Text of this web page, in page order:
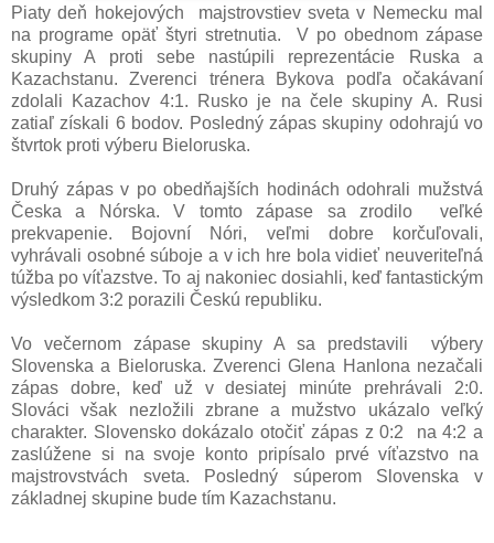
Piaty deň hokejových majstrovstiev sveta v Nemecku mal
na programe opäť štyri stretnutia. V po obednom zápase
skupiny A proti sebe nastúpili reprezentácie Ruska a
Kazachstanu. Zverenci trénera Bykova podľa očakávaní
zdolali Kazachov 4:1. Rusko je na čele skupiny A. Rusi
zatiaľ získali 6 bodov. Posledný zápas skupiny odohrajú vo
štvrtok proti výberu Bieloruska.
Druhý zápas v po obedňajších hodinách odohrali mužstvá
Česka a Nórska. V tomto zápase sa zrodilo veľké
prekvapenie. Bojovní Nóri, veľmi dobre korčuľovali,
vyhrávali osobné súboje a v ich hre bola vidieť neuveriteľná
túžba po víťazstve. To aj nakoniec dosiahli, keď fantastickým
výsledkom 3:2 porazili Českú republiku.
Vo večernom zápase skupiny A sa predstavili výbery
Slovenska a Bieloruska. Zverenci Glena Hanlona nezačali
zápas dobre, keď už v desiatej minúte prehrávali 2:0.
Slováci však nezložili zbrane a mužstvo ukázalo veľký
charakter. Slovensko dokázalo otočiť zápas z 0:2 na 4:2 a
zaslúžene si na svoje konto pripísalo prvé víťazstvo na
majstrovstvách sveta. Posledný súperom Slovenska v
základnej skupine bude tím Kazachstanu.